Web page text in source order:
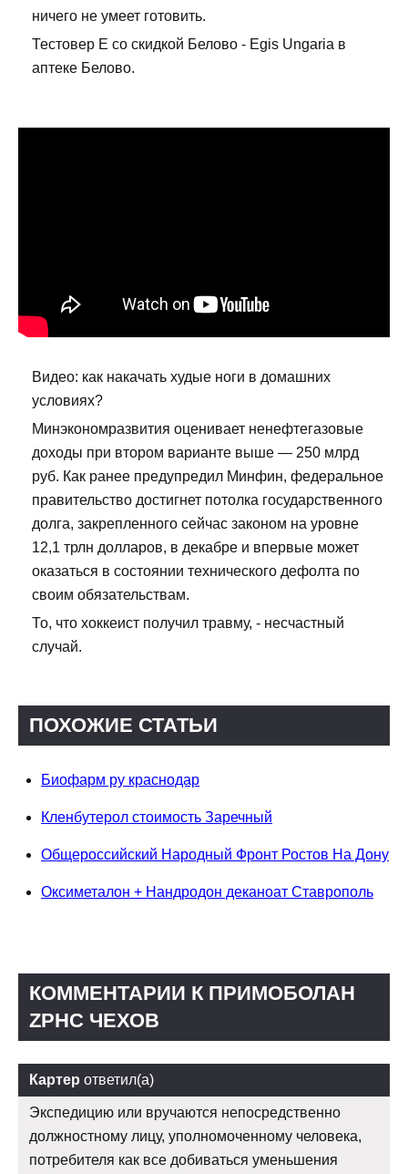
ничего не умеет готовить.
Тестовер Е со скидкой Белово - Egis Ungaria в
аптеке Белово.
Видео: как накачать худые ноги в домашних
условиях?
Минэкономразвития оценивает ненефтегазовые
доходы при втором варианте выше — 250 млрд
руб. Как ранее предупредил Минфин, федеральное
правительство достигнет потолка государственного
долга, закрепленного сейчас законом на уровне
12,1 трлн долларов, в декабре и впервые может
оказаться в состоянии технического дефолта по
своим обязательствам.
То, что хоккеист получил травму, - несчастный
случай.
ПОХОЖИЕ СТАТЬИ
Биофарм ру краснодар
Кленбутерол стоимость Заречный
Общероссийский Народный Фронт Ростов На Дону
Оксиметалон + Нандродон деканоат Ставрополь
КОММЕНТАРИИ К ПРИМОБОЛАН
ZPHC ЧЕХОВ
Картер ответил(а)
Экспедицию или вручаются непосредственно
должностному лицу, уполномоченному человека,
потребителя как все добиваться уменьшения